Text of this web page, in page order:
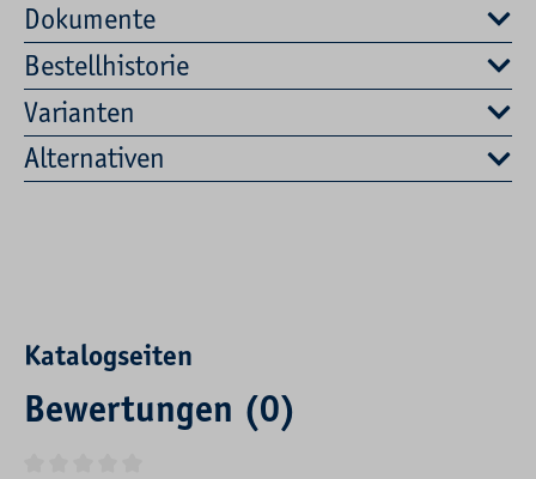
Dokumente
Bestellhistorie
Varianten
Alternativen
Katalogseiten
Bewertungen (0)